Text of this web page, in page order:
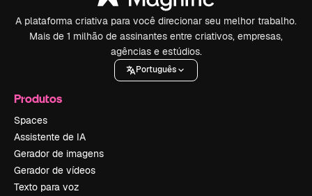
A plataforma criativa para você direcionar seu melhor trabalho.
Mais de 1 milhão de assinantes entre criativos, empresas,
agências e estúdios.
Português
Produtos
Spaces
Assistente de IA
Gerador de imagens
Gerador de vídeos
Texto para voz